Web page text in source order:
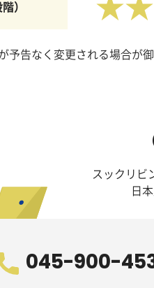
）
予告なく変更される場合が
スックリビ
日
045-900-